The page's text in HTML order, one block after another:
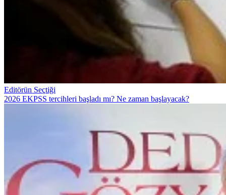
Editörün Seçtiği
2026 EKPSS tercihleri başladı mı? Ne zaman başlayacak?